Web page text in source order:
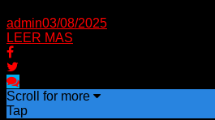
admin03/08/2025
LEER MAS
Scroll for more
Tap